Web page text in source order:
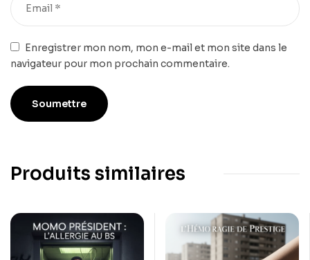
Enregistrer mon nom, mon e-mail et mon site dans le
navigateur pour mon prochain commentaire.
Produits similaires